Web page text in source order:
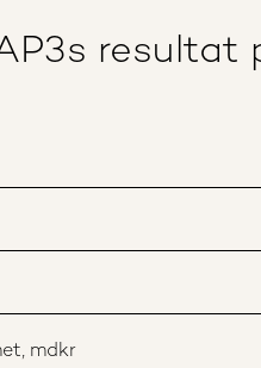
resultat
mdkr